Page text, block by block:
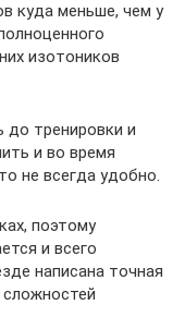
куда меньше, чем у
изотоников
до тренировки и
и во время
не всегда удобно.
поэтому
и всего
написана точная